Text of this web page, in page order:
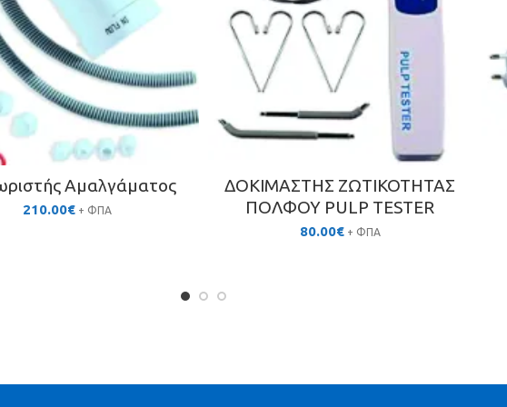
Αμαλγάματος
210.00€ + ΦΠΑ
ΔΟΚΙΜΑΣΤΗΣ ΖΩΤΙΚΟΤΗΤΑΣ
ΠΟΛΦΟΥ PULP TESTER
80.00€ + ΦΠΑ